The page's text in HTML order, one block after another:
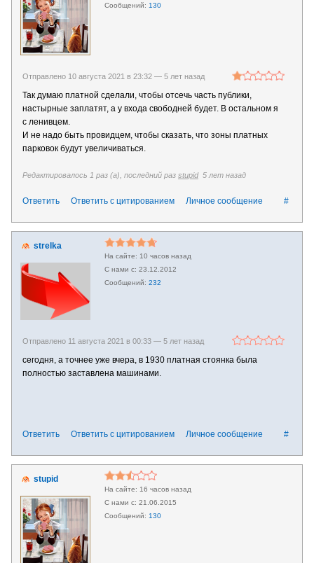
130
Отправлено 10 августа 2021 в 23:32 — 5 лет назад
Так думаю платной сделали, чтобы отсечь часть публики,
настырные заплатят, а у входа свободней будет. В остальном я
с ленивцем.
И не надо быть провидцем, чтобы сказать, что зоны платных
парковок будут увеличиваться.
Редактировалось 1 раз (а), последний раз stupid 5 лет назад
#
Ответить Ответить с цитированием Личное сообщение
strelka
10 часов назад
23.12.2012
232
Отправлено 11 августа 2021 в 00:33 — 5 лет назад
сегодня, а точнее уже вчера, в 1930 платная стоянка была
полностью заставлена машинами.
#
Ответить Ответить с цитированием Личное сообщение
stupid
16 часов назад
21.06.2015
130